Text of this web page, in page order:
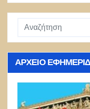
ΑΡΧΕΊΟ